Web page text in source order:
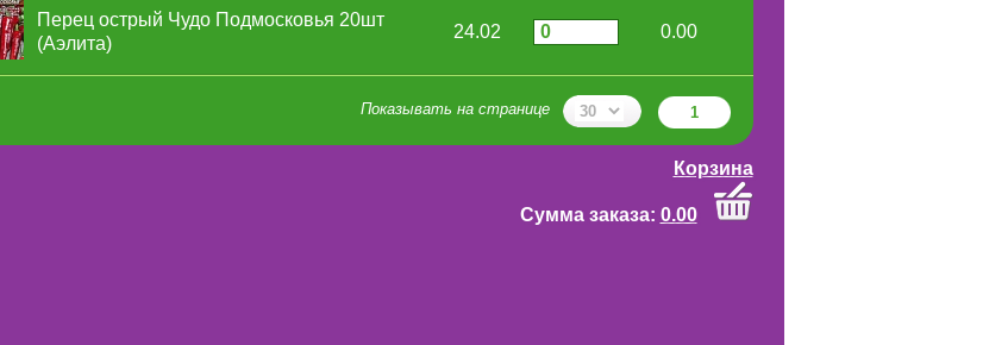
Перец острый Чудо Подмосковья 20шт
(Аэлита)
24.02 0.00
Показывать на странице 1
Корзина
Cумма заказа: 0.00